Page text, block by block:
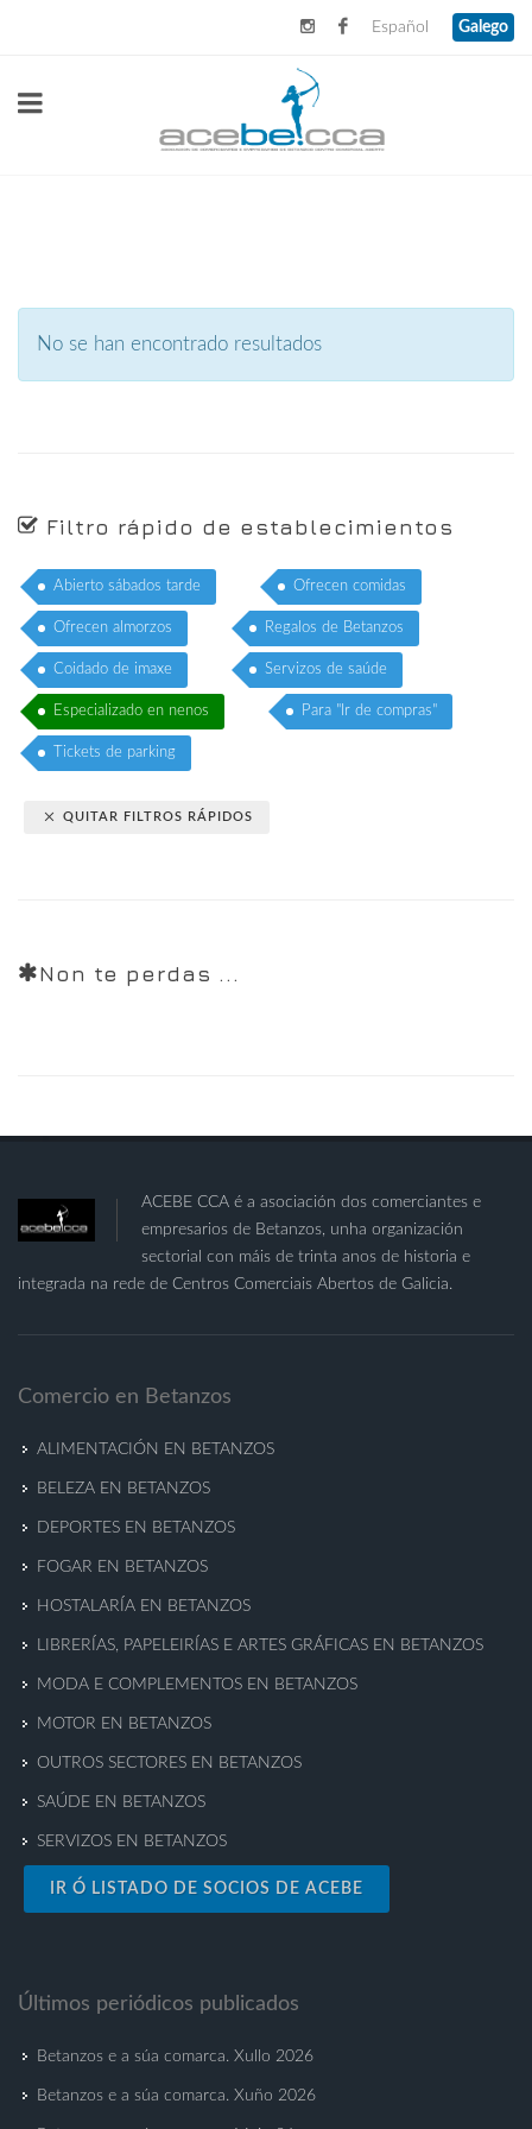
Español Galego
No se han encontrado resultados
Filtro rápido de establecimientos
Abierto sábados tarde Ofrecen comidas
Ofrecen almorzos Regalos de Betanzos
Coidado de imaxe Servizos de saúde
Especializado en nenos Para "Ir de compras"
Tickets de parking
QUITAR FILTROS RÁPIDOS
Non te perdas ...
ACEBE CCA é a asociación dos comerciantes e
empresarios de Betanzos, unha organización
sectorial con máis de trinta anos de historia e
integrada na rede de Centros Comerciais Abertos de Galicia.
Comercio en Betanzos
ALIMENTACIÓN EN BETANZOS
BELEZA EN BETANZOS
DEPORTES EN BETANZOS
FOGAR EN BETANZOS
HOSTALARÍA EN BETANZOS
LIBRERÍAS, PAPELEIRÍAS E ARTES GRÁFICAS EN BETANZOS
MODA E COMPLEMENTOS EN BETANZOS
MOTOR EN BETANZOS
OUTROS SECTORES EN BETANZOS
SAÚDE EN BETANZOS
SERVIZOS EN BETANZOS
IR Ó LISTADO DE SOCIOS DE ACEBE
Últimos periódicos publicados
Betanzos e a súa comarca. Xullo 2026
Betanzos e a súa comarca. Xuño 2026